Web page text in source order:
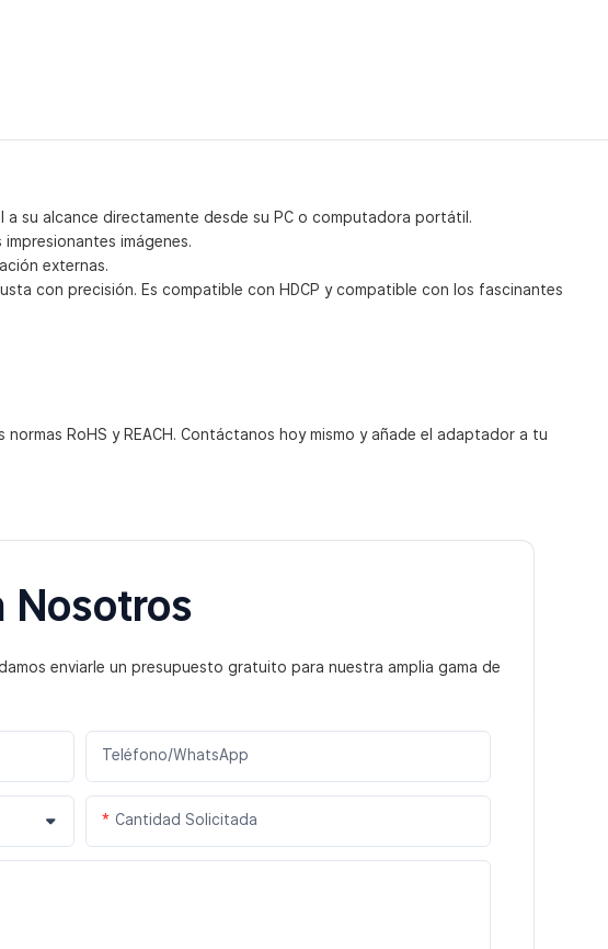
su alcance directamente desde su PC o computadora portátil.
imágenes.
externas.
con precisión. Es compatible con HDCP y compatible con los fascinantes
RoHS y REACH. Contáctanos hoy mismo y añade el adaptador a tu
Nosotros
enviarle un presupuesto gratuito para nuestra amplia gama de
Teléfono/WhatsApp
Cantidad Solicitada